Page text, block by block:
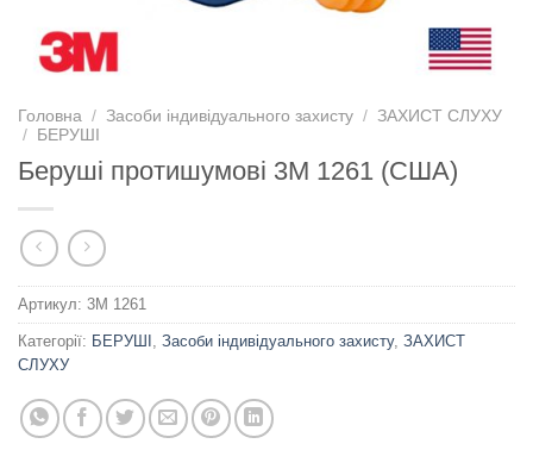
Головна / Засоби індивідуального захисту / ЗАХИСТ СЛУХУ
/
БЕРУШІ
Беруші протишумові 3M 1261 (США)
Артикул: 3M 1261
Категорії: БЕРУШІ , Засоби індивідуального захисту, ЗАХИСТ
СЛУХУ